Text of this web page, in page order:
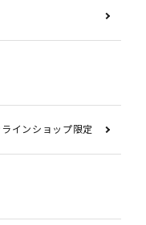
インショップ限定